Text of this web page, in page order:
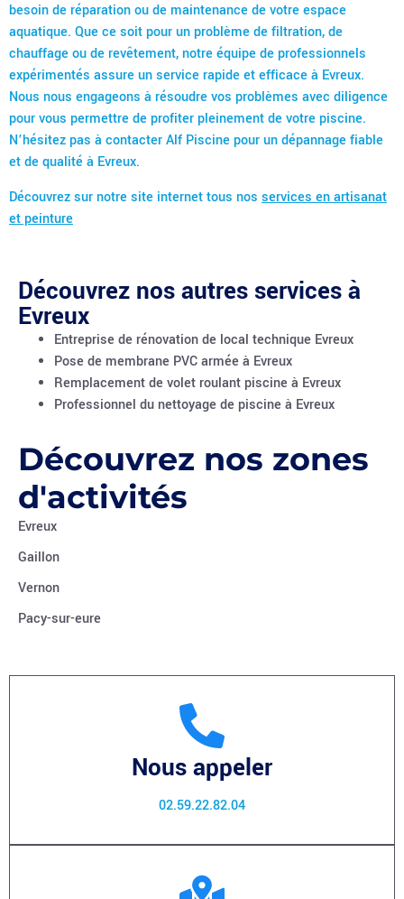
besoin de réparation ou de maintenance de votre espace
aquatique. Que ce soit pour un problème de filtration, de
chauffage ou de revêtement, notre équipe de professionnels
expérimentés assure un service rapide et efficace à Evreux.
Nous nous engageons à résoudre vos problèmes avec diligence
pour vous permettre de profiter pleinement de votre piscine.
N’hésitez pas à contacter Alf Piscine pour un dépannage fiable
et de qualité à Evreux.
Découvrez sur notre site internet tous nos services en artisanat
et peinture
Découvrez nos autres services à
Evreux
Entreprise de rénovation de local technique Evreux
Pose de membrane PVC armée à Evreux
Remplacement de volet roulant piscine à Evreux
Professionnel du nettoyage de piscine à Evreux
Découvrez nos zones
d'activités
Evreux
Gaillon
Vernon
Pacy-sur-eure
Nous appeler
02.59.22.82.04